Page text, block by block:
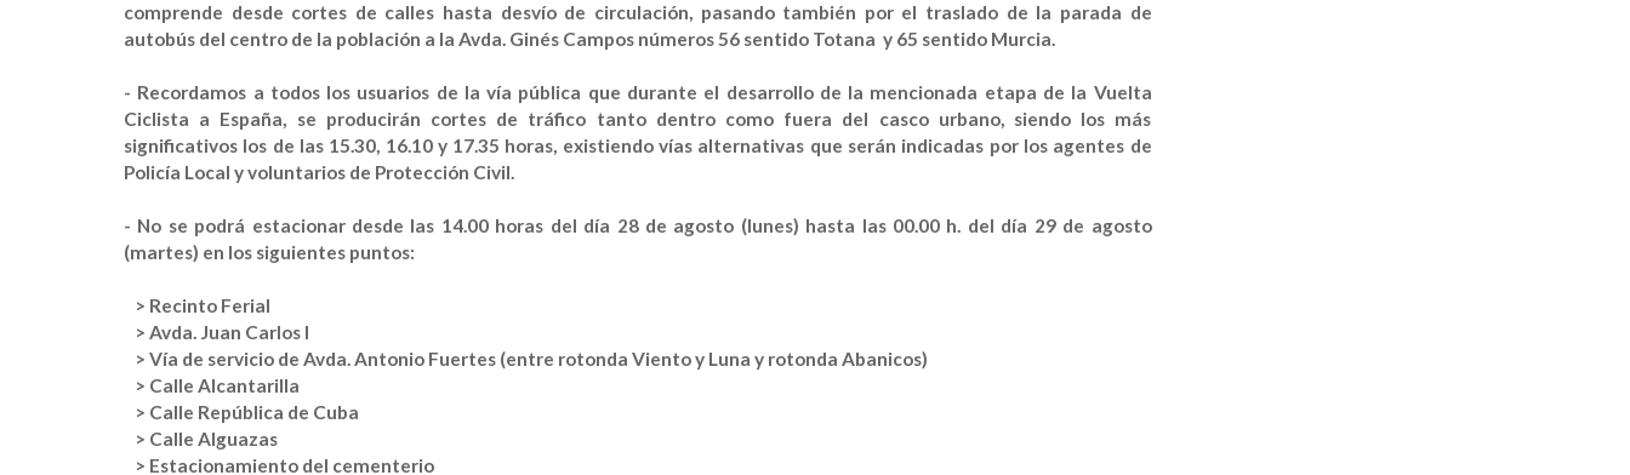
comprende desde cortes de calles hasta desvío de circulación, pasando también por el traslado de la parada de
autobús del centro de la población a la Avda. Ginés Campos números 56 sentido Totana y 65 sentido Murcia.
- Recordamos a todos los usuarios de la vía pública que durante el desarrollo de la mencionada etapa de la Vuelta
Ciclista a España, se producirán cortes de tráfico tanto dentro como fuera del casco urbano, siendo los más
significativos los de las 15.30, 16.10 y 17.35 horas, existiendo vías alternativas que serán indicadas por los agentes de
Policía Local y voluntarios de Protección Civil.
- No se podrá estacionardesde las 14.00 horas del día 28 de agosto (lunes) hasta las 00.00 h. del día 29 de agosto
(martes) en los siguientes puntos:
> Recinto Ferial
> Avda. Juan Carlos I
> Vía de servicio de Avda. Antonio Fuertes (entre rotonda Viento y Luna y rotonda Abanicos)
> Calle Alcantarilla
> Calle República de Cuba
> Calle Alguazas
> Estacionamiento del cementerio